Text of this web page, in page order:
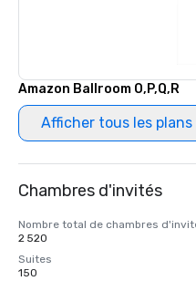
Amazon Ballroom O,P,Q,R
Afficher tous les
Chambres d'invités
Nombre total de chambres
2 520
Suites
150